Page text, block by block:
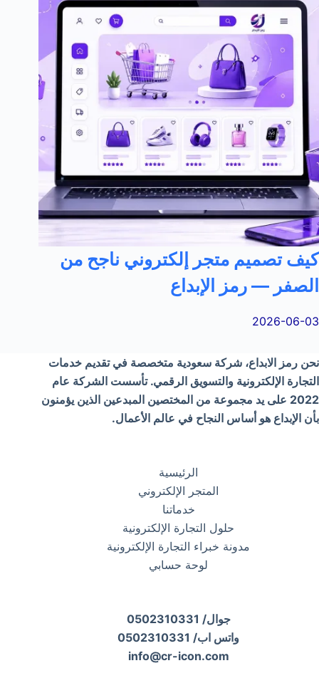
كيف تصميم متجر إلكتروني ناجح من
الصفر — رمز الإبداع
2026-06-03
نحن رمز الابداع، شركة سعودية متخصصة في تقديم خدمات
التجارة الإلكترونية والتسويق الرقمي. تأسست الشركة عام
2022 على يد مجموعة من المختصين المبدعين الذين يؤمنون
بأن الإبداع هو أساس النجاح في عالم الأعمال.
الرئيسية
المتجر الإلكتروني
خدماتنا
حلول التجارة الإلكترونية
مدونة خبراء التجارة الإلكترونية
لوحة حسابي
جوال/ 0502310331
واتس اب/ 0502310331
info@cr-icon.com